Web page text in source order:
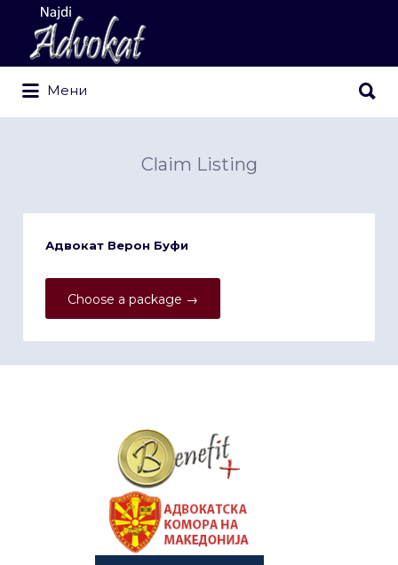
Search
for:
Мени
for:
Claim Listing
Адвокат Верон Буфи